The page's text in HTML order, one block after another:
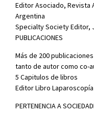
Editor Asociado, Revista
Argentina
Specialty Society Editor,
PUBLICACIONES
Más de 200
tanto de autor como co-
5 Capitulos de libros
Editor Libro
PERTENENCIA A